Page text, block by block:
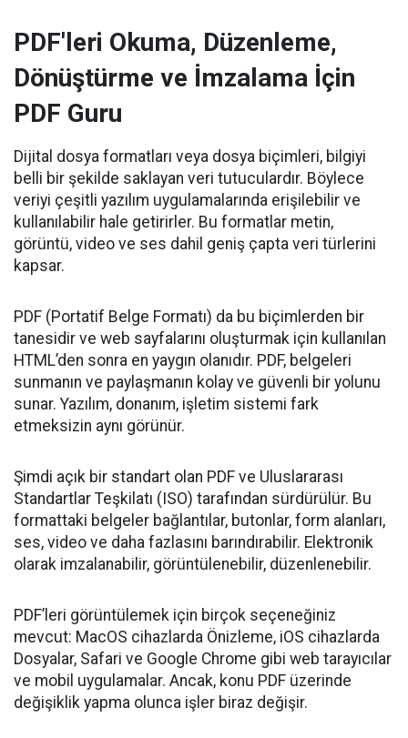
PDF'leri Okuma, Düzenleme,
Dönüştürme ve İmzalama İçin
PDF Guru
Dijital dosya formatları veya dosya biçimleri, bilgiyi
belli bir şekilde saklayan veri tutuculardır. Böylece
veriyi çeşitli yazılım uygulamalarında erişilebilir ve
kullanılabilir hale getirirler. Bu formatlar metin,
görüntü, video ve ses dahil geniş çapta veri türlerini
kapsar.
PDF (Portatif Belge Formatı) da bu biçimlerden bir
tanesidir ve web sayfalarını oluşturmak için kullanılan
HTML’den sonra en yaygın olanıdır. PDF, belgeleri
sunmanın ve paylaşmanın kolay ve güvenli bir yolunu
sunar. Yazılım, donanım, işletim sistemi fark
etmeksizin aynı görünür.
Şimdi açık bir standart olan PDF ve Uluslararası
Standartlar Teşkilatı (ISO) tarafından sürdürülür. Bu
formattaki belgeler bağlantılar, butonlar, form alanları,
ses, video ve daha fazlasını barındırabilir. Elektronik
olarak imzalanabilir, görüntülenebilir, düzenlenebilir.
PDF’leri görüntülemek için birçok seçeneğiniz
mevcut: MacOS cihazlarda Önizleme, iOS cihazlarda
Dosyalar, Safari ve Google Chrome gibi web tarayıcılar
ve mobil uygulamalar. Ancak, konu PDF üzerinde
değişiklik yapma olunca işler biraz değişir.